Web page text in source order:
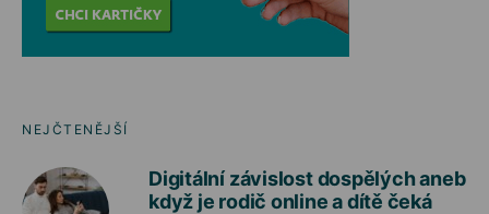
NEJČTENĚJŠÍ
Digitální závislost dospělých aneb
když je rodič online a dítě čeká